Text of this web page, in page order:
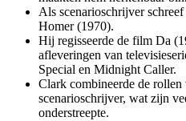
Als scenarioschrijver
Homer (1970).
Hij regisseerde de film Da
afleveringen van
Special en Midnight Caller.
Clark combineerde de rollen
scenarioschrijver, wat zijn
onderstreepte.